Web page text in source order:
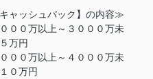
ャッシュバック】の内容≫
００万以上～３０００万未
万円
００万以上～４０００万未
０万円